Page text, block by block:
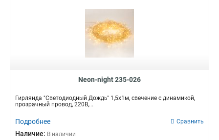
Neon-night 235-026
Гирлянда "Светодиодный Дождь" 1,5х1м, свечение с динамикой,
прозрачный провод, 220В,...
Подробнее Сравнить
Наличие: В наличии